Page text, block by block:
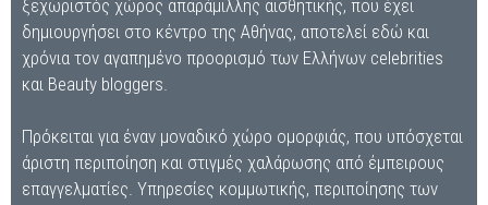
ξεχωριστός χώρος απαράμιλλης αισθητικής, που έχει
δημιουργήσει στο κέντρο της Αθήνας, αποτελεί εδώ και
χρόνια τον αγαπημένο προορισμό των Ελλήνων celebrities
και Beauty bloggers.
Πρόκειται για έναν μοναδικό χώρο ομορφιάς, που υπόσχεται
άριστη περιποίηση και στιγμές χαλάρωσης από έμπειρους
επαγγελματίες. Υπηρεσίες κομμωτικής, περιποίησης των